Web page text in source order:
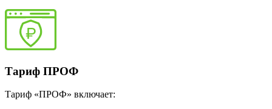
Тариф ПРОФ
Тариф «ПРОФ» включает: